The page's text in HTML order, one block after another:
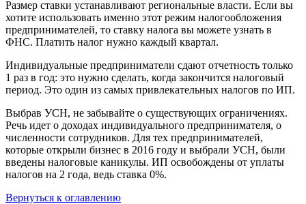
Размер ставки устанавливают региональные власти. Если вы
хотите использовать именно этот режим налогообложения
предпринимателей, то ставку налога вы можете узнать в
ФНС. Платить налог нужно каждый квартал.
Индивидуальные предприниматели сдают отчетность только
1 раз в год: это нужно сделать, когда закончится налоговый
период. Это один из самых привлекательных налогов по ИП.
Выбрав УСН, не забывайте о существующих ограничениях.
Речь идет о доходах индивидуального предпринимателя, о
численности сотрудников. Для тех предпринимателей,
которые открыли бизнес в 2016 году и выбрали УСН, были
введены налоговые каникулы. ИП освобождены от уплаты
налогов на 2 года, ведь ставка 0%.
Вернуться к оглавлению